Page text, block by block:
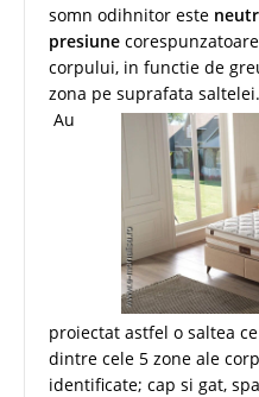
somn odihnitor este
presiune
corpului, in functie de
zona pe suprafata saltelei.
Au
proiectat astfel o saltea
dintre cele 5 zone ale
identificate; cap si gat,